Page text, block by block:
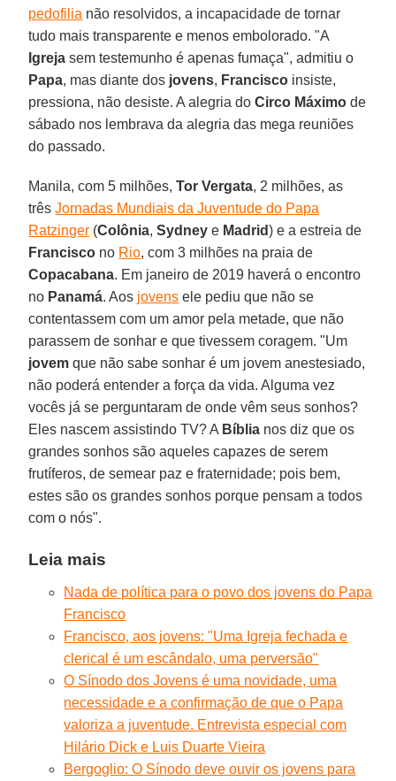
pedofilia não resolvidos, a incapacidade de tornar
tudo mais transparente e menos embolorado. "A
Igreja sem testemunho é apenas fumaça", admitiu o
Papa, mas diante dos jovens, Francisco insiste,
pressiona, não desiste. A alegria doCirco Máximo de
sábado nos lembrava da alegria das mega reuniões
do passado.
Manila, com 5 milhões,Tor Vergata, 2 milhões, as
trêsJornadas Mundiais da Juventude do Papa
Ratzinger (Colônia, Sydneye Madrid) e a estreia de
Francisco no Rio, com 3 milhões na praia de
Copacabana. Em janeiro de 2019 haverá o encontro
no Panamá. Aos jovens ele pediu que não se
contentassem com um amor pela metade, que não
parassem de sonhar e que tivessem coragem. "Um
jovem que não sabe sonhar é um jovem anestesiado,
não poderá entender a força da vida. Alguma vez
vocês já se perguntaram de onde vêm seus sonhos?
Eles nascem assistindo TV? A Bíblia nos diz que os
grandes sonhos são aqueles capazes de serem
frutíferos, de semear paz e fraternidade; pois bem,
estes são os grandes sonhos porque pensam a todos
com o nós".
Leia mais
Nada de política para o povo dos jovens do Papa
Francisco
Francisco, aos jovens: "Uma Igreja fechada e
clerical é um escândalo, uma perversão"
O Sínodo dos Jovens é uma novidade, uma
necessidade e a confirmação de que o Papa
valoriza a juventude. Entrevista especial com
Hilário Dick e Luis Duarte Vieira
Bergoglio: O Sínodo deve ouvir os jovens para